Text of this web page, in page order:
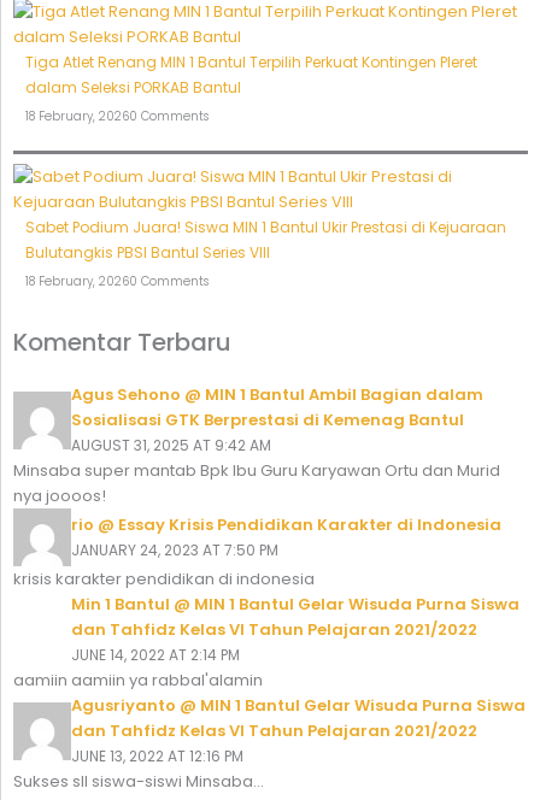
Tiga Atlet Renang MIN 1 Bantul Terpilih Perkuat Kontingen Pleret
dalam Seleksi PORKAB Bantul
18 February, 20260 Comments
Sabet Podium Juara! Siswa MIN 1 Bantul Ukir Prestasi di Kejuaraan
Bulutangkis PBSI Bantul Series VIII
18 February, 20260 Comments
Komentar Terbaru
Agus Sehono @ MIN 1 Bantul Ambil Bagian dalam
Sosialisasi GTK Berprestasi di Kemenag Bantul
AUGUST 31, 2025 AT 9:42 AM
Minsaba super mantab Bpk Ibu Guru Karyawan Ortu dan Murid
nya joooos!
rio @ Essay Krisis Pendidikan Karakter di Indonesia
JANUARY 24, 2023 AT 7:50 PM
krisis karakter pendidikan di indonesia
Min 1 Bantul @ MIN 1 Bantul Gelar Wisuda Purna Siswa
dan Tahfidz Kelas VI Tahun Pelajaran 2021/2022
JUNE 14, 2022 AT 2:14 PM
aamiin aamiin ya rabbal'alamin
Agusriyanto @ MIN 1 Bantul Gelar Wisuda Purna Siswa
dan Tahfidz Kelas VI Tahun Pelajaran 2021/2022
JUNE 13, 2022 AT 12:16 PM
Sukses sll siswa-siswi Minsaba...